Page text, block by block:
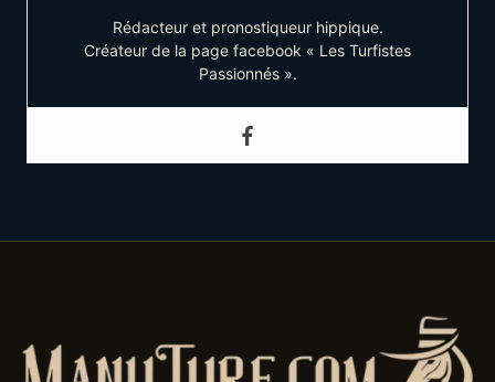
Rédacteur et pronostiqueur hippique.
Créateur de la page facebook « Les Turfistes
Passionnés ».